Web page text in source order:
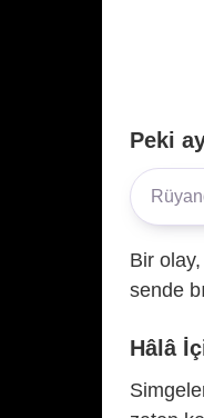
Peki
Bir
sende
Hâlâ